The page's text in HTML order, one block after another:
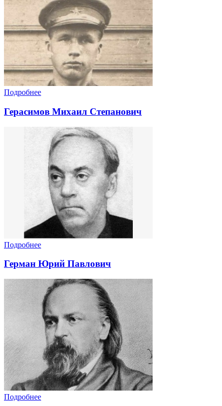
Подробнее
Герасимов Михаил Степанович
Подробнее
Герман Юрий Павлович
Подробнее